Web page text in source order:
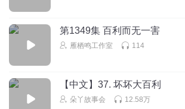
第1349集 百利而无一害
雁栖鸣工作室 114
【中文】37. 坏坏大百利
朵丫故事会 12.58万